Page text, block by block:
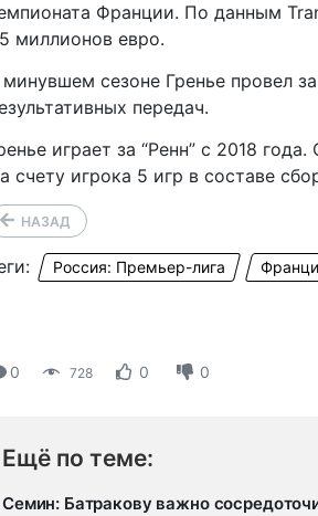
Франции. По данным
миллионов евро.
сезоне Гренье провел
передач.
играет за “Ренн” с 2018
счету игрока 5 игр в составе
НАЗАД
Россия: Премьер-лига
0 728 0 0
Ещё по теме:
Семин: Батракову важно